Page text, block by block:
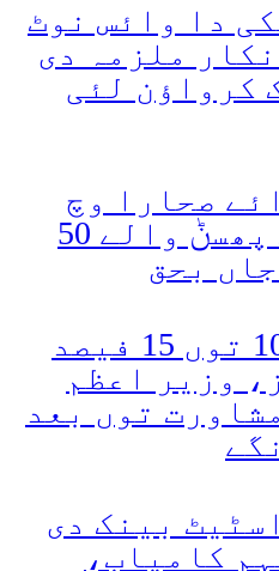
دا وائس نوٹ
ملزمہ دی
کرواؤن لئی
صحارا وچ
گڈی خراب ہو کے پھسݨ والے 50
بحق
تنخواہواں وچ 10 توں 15 فیصد
وزیر اعظم
توں بعد
بینک دی
کامیاب،